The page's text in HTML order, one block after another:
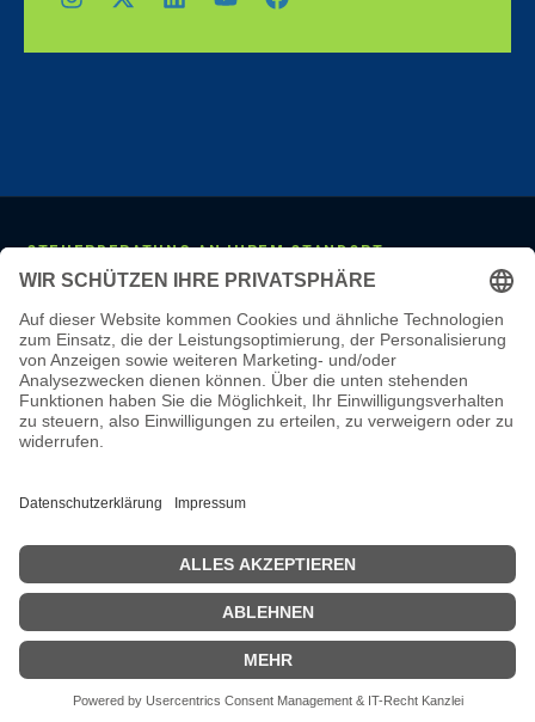
STEUERBERATUNG AN IHREM STANDORT
Mannheim· Ludwigshafen Heidelberg· Frankfurt
Darmstadt
· Wiesbaden ·Mainz·Stuttgart· Karlsruhe ·Freiburg·
München· Augsburg· Nürnberg·Regensburg· Köln
Aachen·Düsseldorf·Duisburg ·Essen· Dortmund·Münster
Bielefeld· Hannover ·Bremen·Hamburg ·Kiel ·Berlin·
Leipzig ·Erfurt
LEISTUNGEN & WISSEN
Steuerberatung·Monatliche Buchhaltung·Lohnbuchhaltung·
Steuerberater-Kosten
Steuer-Glossar·Steuer-Wissen·Karriere·
Steuerberater Mannheim